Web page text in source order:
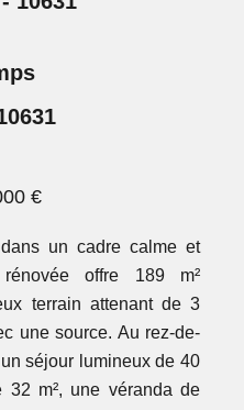
€
un cadre calme et
offre 189 m²
terrain attenant de 3
une source. Au rez-de-
séjour lumineux de 40
32 m², une véranda de